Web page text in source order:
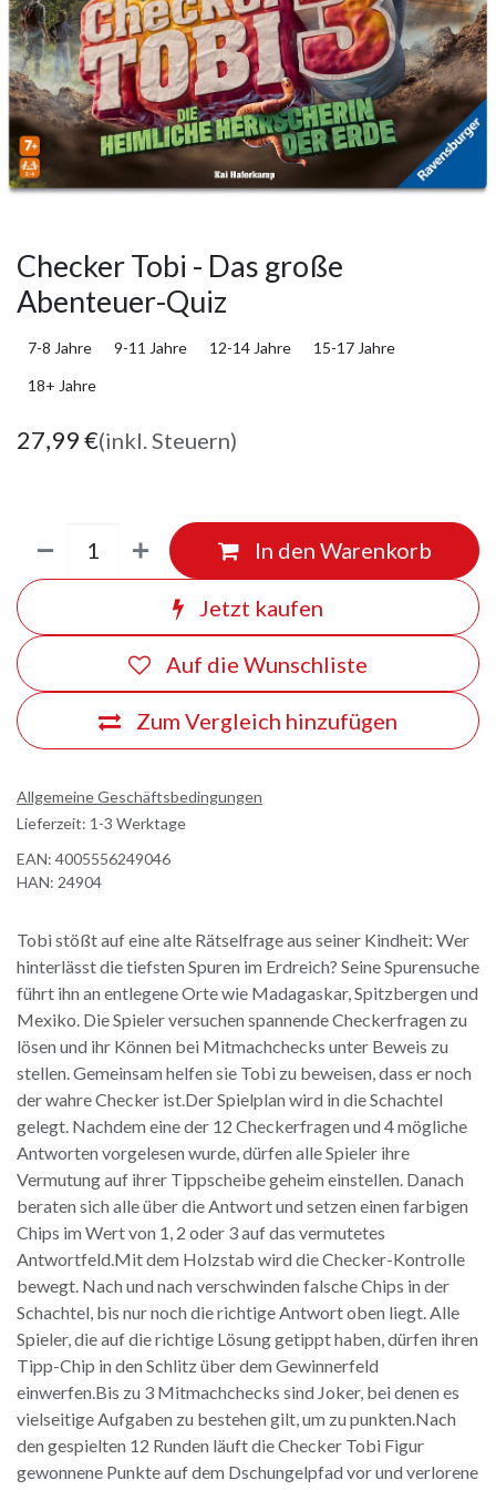
Checker Tobi - Das große
Abenteuer-Quiz
7-8 Jahre 9-11 Jahre 12-14 Jahre
15-17 Jahre
18+ Jahre
27,99€(inkl. Steuern)
In den Warenkorb
Jetzt kaufen
Zum Vergleich hinzufügen
Auf die Wunschliste
Allgemeine Geschäftsbedingungen
Lieferzeit: 1-3 Werktage
EAN: 4005556249046
HAN: 24904
Tobi stößt auf eine alte Rätselfrage aus seiner Kindheit: Wer
hinterlässt die tiefsten Spuren im Erdreich? Seine Spurensuche
führt ihn an entlegene Orte wie Madagaskar, Spitzbergen und
Mexiko. Die Spieler versuchen spannende Checkerfragen zu
lösen und ihr Können bei Mitmachchecks unter Beweis zu
stellen. Gemeinsam helfen sie Tobi zu beweisen, dass er noch
der wahre Checker ist.Der Spielplan wird in die Schachtel
gelegt. Nachdem eine der 12 Checkerfragen und 4 mögliche
Antworten vorgelesen wurde, dürfen alle Spieler ihre
Vermutung auf ihrer Tippscheibe geheim einstellen. Danach
beraten sich alle über die Antwort und setzen einen farbigen
Chips im Wert von 1, 2 oder 3 auf das vermutetes
Antwortfeld.Mit dem Holzstab wird die Checker-Kontrolle
bewegt. Nach und nach verschwinden falsche Chips in der
Schachtel, bis nur noch die richtige Antwort oben liegt. Alle
Spieler, die auf die richtige Lösung getippt haben, dürfen ihren
Tipp-Chip in den Schlitz über dem Gewinnerfeld
einwerfen.Bis zu 3 Mitmachchecks sind Joker, bei denen es
vielseitige Aufgaben zu bestehen gilt, um zu punkten.Nach
den gespielten 12 Runden läuft die Checker Tobi Figur
gewonnene Punkte auf dem Dschungelpfad vor und verlorene